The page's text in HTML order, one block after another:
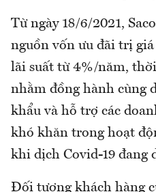
Từ ngày 18/6/2021,
nguồn vốn ưu đãi trị
lãi suất từ 4%/năm,
nhằm đồng hành cùng
khẩu và hỗ trợ các
khó khăn trong hoạt
khi dịch Covid-19 đang
Đối tượng khách hàng